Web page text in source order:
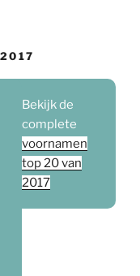
Bekijk de
complete
voornamen
top 20 van
2017